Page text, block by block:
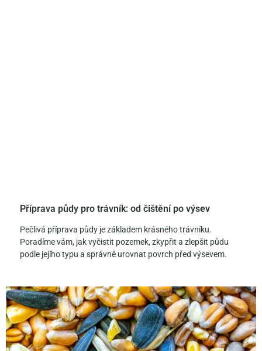
Příprava půdy pro trávník: od čištění po výsev
Pečlivá příprava půdy je základem krásného trávníku.
Poradíme vám, jak vyčistit pozemek, zkypřit a zlepšit půdu
podle jejího typu a správně urovnat povrch před výsevem.